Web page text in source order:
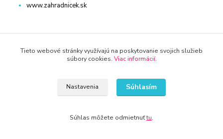
www.zahradnicek.sk
www.moto-diel.sk
Tieto webové stránky využívajú na poskytovanie svojich služieb
súbory cookies. Viac informácií.
Nastavenia Súhlasím
Súhlas môžete odmietnuťtu.